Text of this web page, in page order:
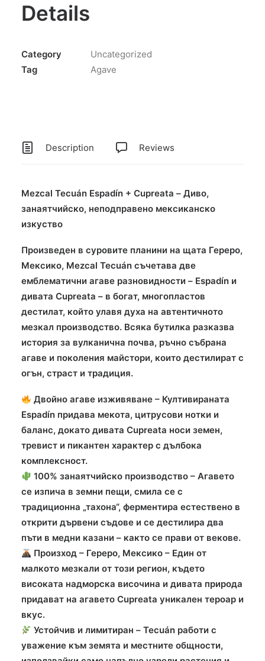
Details
Category
Uncategorized
Tag
Agave
Description Reviews
Mezcal Tecuán Espadín + Cupreata – Диво,
занаятчийско, неподправено мексиканско
изкуство
Произведен в суровите планини на щата Гереро,
Мексико, Mezcal Tecuán съчетава две
емблематични агаве разновидности – Espadín и
дивата Cupreata – в богат, многопластов
дестилат, който улавя духа на автентичното
мезкал производство. Всяка бутилка разказва
история за вулканична почва, ръчно събрана
агаве и поколения майстори, които дестилират с
огън, страст и традиция.
Двойно агаве изживяване – Култивираната
Espadín придава мекота, цитрусови нотки и
баланс, докато дивата Cupreata носи земен,
тревист и пикантен характер с дълбока
комплексност.
100% занаятчийско производство – Агавето
се изпича в земни пещи, смила се с
традиционна „тахона“, ферментира естествено в
открити дървени съдове и се дестилира два
пъти в медни казани – както се прави от векове.
Произход – Гереро, Мексико – Един от
малкото мезкали от този регион, където
високата надморска височина и дивата природа
придават на агавето Cupreata уникален тероар и
вкус.
Устойчив и лимитиран – Tecuán работи с
уважение към земята и местните общности,